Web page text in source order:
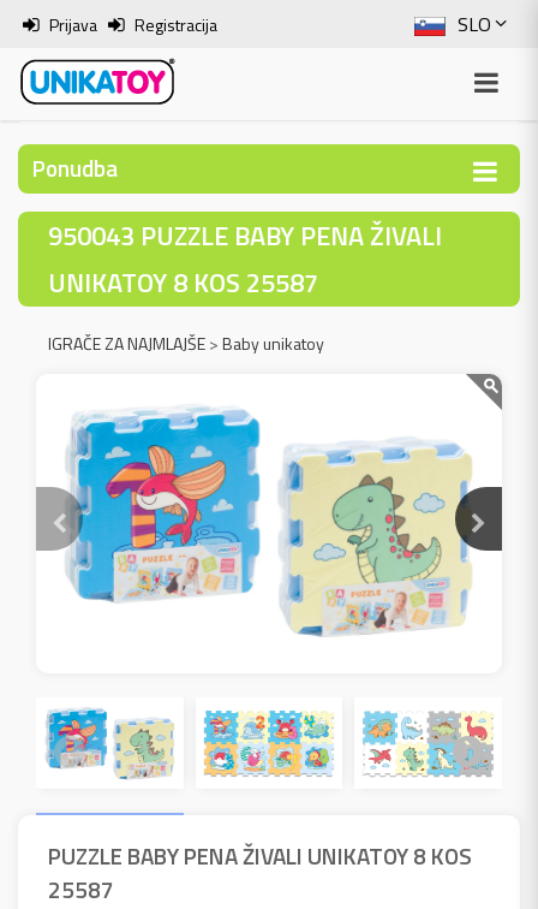
SLO
ENG
ITA
Prijava Registracija
Ponudba
950043 PUZZLE BABY PENA ŽIVALI
UNIKATOY 8 KOS 25587
IGRAČE ZA NAJMLAJŠE>Baby unikatoy
PUZZLE BABY PENA ŽIVALI UNIKATOY 8 KOS
25587